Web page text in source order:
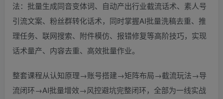
法：批量生成同音变体词、自动产出行业截流话术、素人号
引流文案、粉丝群转化话术，同时掌握AI批量洗稿去重、推
理任务、联网搜索、附件模仿、报错修复等高阶技巧，实现
话术量产、内容去重、高效批量作业。
整套课程从认知原理→账号搭建→矩阵布局→截流玩法→导
流闭环→AI批量增效→风控避坑完整闭环，全部为一线实战